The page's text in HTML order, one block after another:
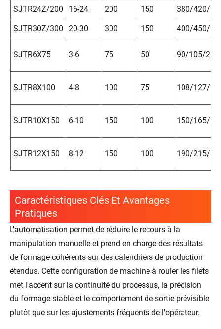
SJTR24Z/200 16-24 200 150 380/420/50
SJTR30Z/300 20-30 300 150 400/450/50
SJTR6X75 3-6 75 50 90/105/25
SJTR8X100 4-8 100 75 108/127/25
SJTR10X150 6-10 150 100 150/165/25
SJTR12X150 8-12 150 100 190/215/35
Caractéristiques Clés Et Avantages
Pratiques
L'automatisation permet de réduire le recours à la
manipulation manuelle et prend en charge des résultats
de formage cohérents sur des calendriers de production
étendus. Cette configuration de machine à rouler les filets
met l'accent sur la continuité du processus, la précision
du formage stable et le comportement de sortie prévisible
plutôt que sur les ajustements fréquents de l'opérateur.